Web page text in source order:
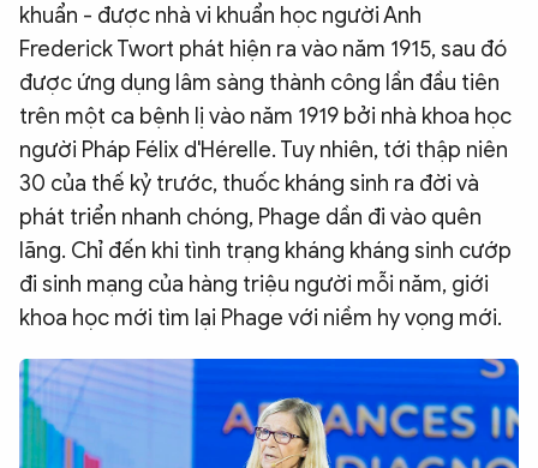
khuẩn - được nhà vi khuẩn học người Anh
Frederick Twort phát hiện ra vào năm 1915, sau đó
được ứng dụng lâm sàng thành công lần đầu tiên
trên một ca bệnh lị vào năm 1919 bởi nhà khoa học
người Pháp Félix d'Hérelle. Tuy nhiên, tới thập niên
30 của thế kỷ trước, thuốc kháng sinh ra đời và
phát triển nhanh chóng, Phage dần đi vào quên
lãng. Chỉ đến khi tình trạng kháng kháng sinh cướp
đi sinh mạng của hàng triệu người mỗi năm, giới
khoa học mới tìm lại Phage với niềm hy vọng mới.